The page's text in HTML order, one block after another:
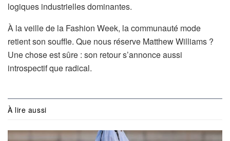
logiques industrielles dominantes.
À la veille de la Fashion Week, la communauté mode
retient son souffle. Que nous réserve Matthew Williams ?
Une chose est sûre : son retour s’annonce aussi
introspectif que radical.
À lire aussi